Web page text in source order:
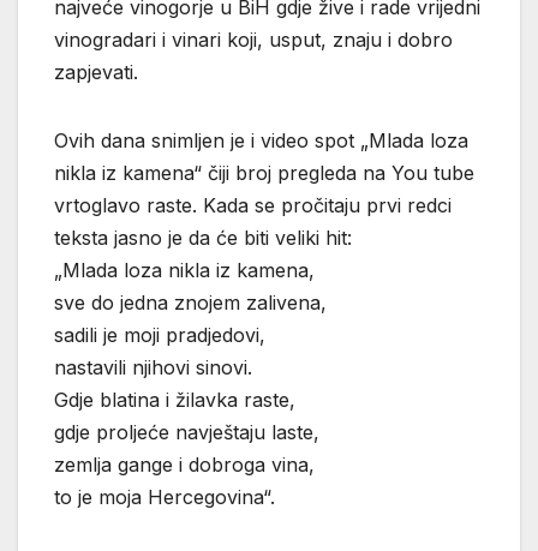
najveće vinogorje u BiH gdje žive i rade vrijedni
vinogradari i vinari koji, usput, znaju i dobro
zapjevati.
Ovih dana snimljen je i video spot „Mlada loza
nikla iz kamena“ čiji broj pregleda na You tube
vrtoglavo raste. Kada se pročitaju prvi redci
teksta jasno je da će biti veliki hit:
„Mlada loza nikla iz kamena,
sve do jedna znojem zalivena,
sadili je moji pradjedovi,
nastavili njihovi sinovi.
Gdje blatina i žilavka raste,
gdje proljeće navještaju laste,
zemlja gange i dobroga vina,
to je moja Hercegovina“.